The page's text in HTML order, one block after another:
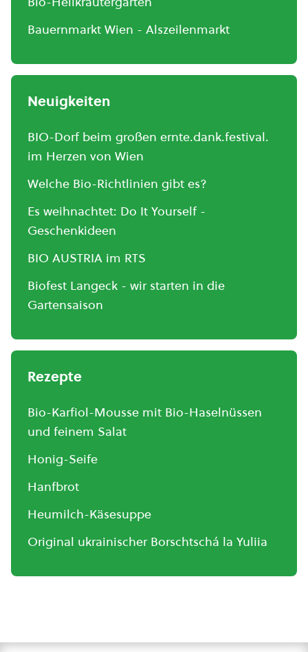
Bauernmarkt Wien - Alszeilenmarkt
Neuigkeiten
BIO-Dorf beim großen ernte.dank.festival.
im Herzen von Wien
Welche Bio-Richtlinien gibt es?
Es weihnachtet: Do It Yourself -
Geschenkideen
BIO AUSTRIA im RTS
Biofest Langeck - wir starten in die
Gartensaison
Rezepte
Bio-Karfiol-Mousse mit Bio-Haselnüssen
und feinem Salat
Honig-Seife
Hanfbrot
Heumilch-Käsesuppe
Original ukrainischer Borschtschá la Yuliia